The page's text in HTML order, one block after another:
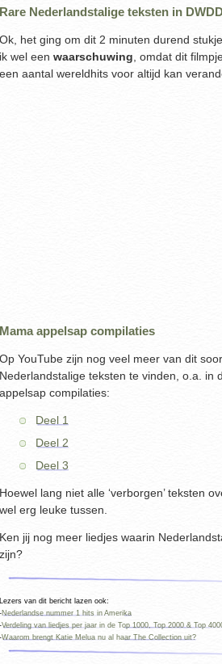
Rare Nederlandstalige teksten in
Ok, het ging om dit 2 minuten durend
ik wel een waarschuwing, omdat dit
een aantal wereldhits voor altijd kan
Mama appelsap compilaties
Op YouTube zijn nog veel meer van dit
Nederlandstalige teksten te vinden, o.a. in
appelsap compilaties:
Deel 1
Deel 2
Deel 3
Hoewel lang niet alle ‘verborgen’ teksten
wel erg leuke tussen.
Ken jij nog meer liedjes waarin
zijn?
Lezers van dit bericht lazen ook:
-Nederlandse nummer 1 hits in Amerika
-Verdeling van liedjes per jaar in de Top 1000, Top 2000 & Top
-Waarom brengt Katie Melua nu al haar The Collection uit?